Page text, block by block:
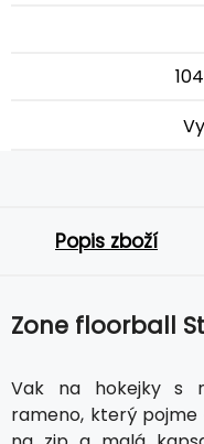
Popis zboží
Zone floorball
Vak na hokejky s
rameno, který